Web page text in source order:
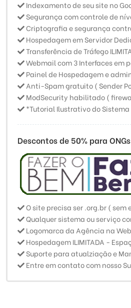
Indexamento de seu site no
Segurança com controle de
Criptografia e segurança
Hospedagem em Servidor
Transferência de Tráfego
Webmail com 3 Interfaces em
Painel de Hospedagem e
Anti-Spam gratuito ( Sender
ModSecurity habilitado (
*Tutorial Ilustrativo do Sistema
Descontos de 50% para ONGs
O site precisa ser .org.br ( sem
Qualquer sistema ou serviço
Logomarca da Agência na
Hospedagem ILIMITADA -
Suporte para atualziação e
Entre em contato com nosso